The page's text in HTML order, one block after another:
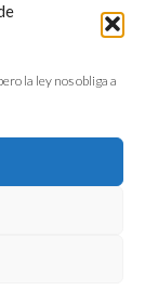
la ley nos obliga a
del
Alto
LIBROS